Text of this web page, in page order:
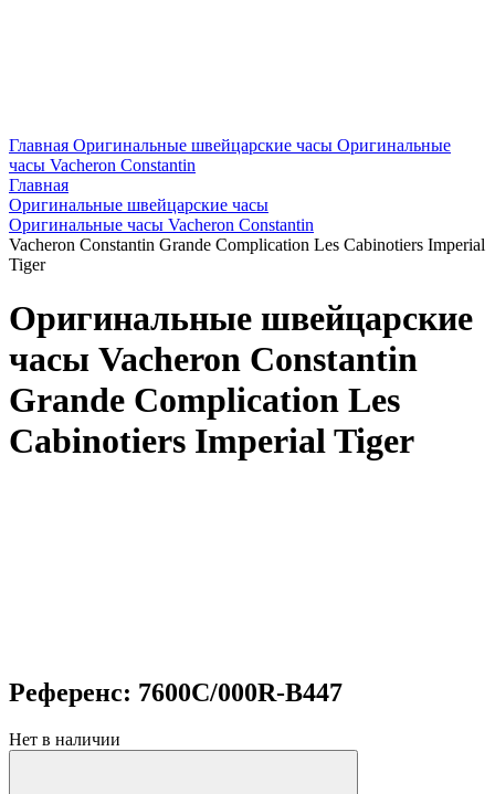
Главная Оригинальные швейцарские часы Оригинальные
часы Vacheron Constantin
Главная
Оригинальные швейцарские часы
Оригинальные часы Vacheron Constantin
Vacheron Constantin Grande Complication Les Cabinotiers Imperial
Tiger
Оригинальные швейцарские
часы Vacheron Constantin
Grande Complication Les
Cabinotiers Imperial Tiger
Референс: 7600C/000R-B447
Нет в наличии